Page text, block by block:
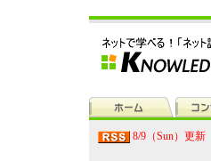
8/9（Sun）更新